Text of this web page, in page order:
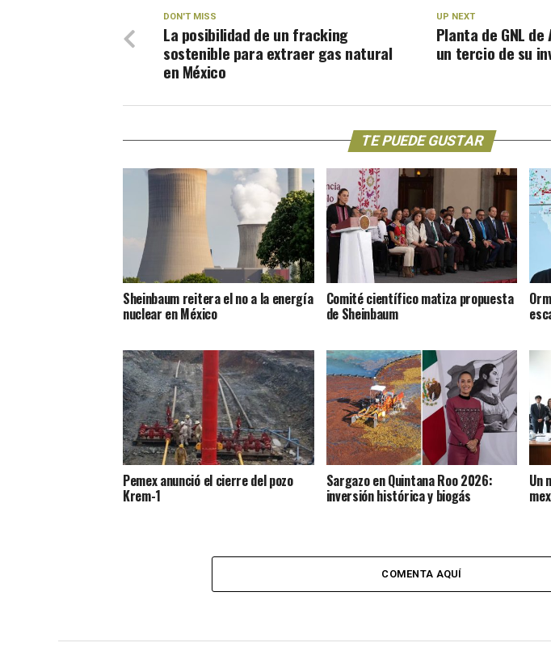
UP NEXT
Planta de GNL
un tercio de su
DON'T MISS
La posibilidad de un fracking
sostenible para extraer gas natural
en México
TE PUEDE GUSTAR
Sheinbaum reitera el no a la energía
nuclear en México
Comité científico matiza propuesta
de Sheinbaum
Pemex anunció el cierre del pozo
Krem-1
Sargazo en Quintana Roo 2026:
inversión histórica y biogás
Un
COMENTA AQUÍ